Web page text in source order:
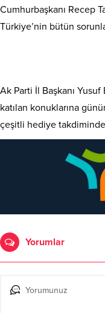
Cumhurbaşkanı Recep
Türkiye’nin bütün
Ak Parti İl Başkanı
katılan konuklarına
çeşitli hediye
Yorumlar